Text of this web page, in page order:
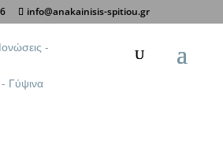
info@anakainisis-spitiou.gr
σε: